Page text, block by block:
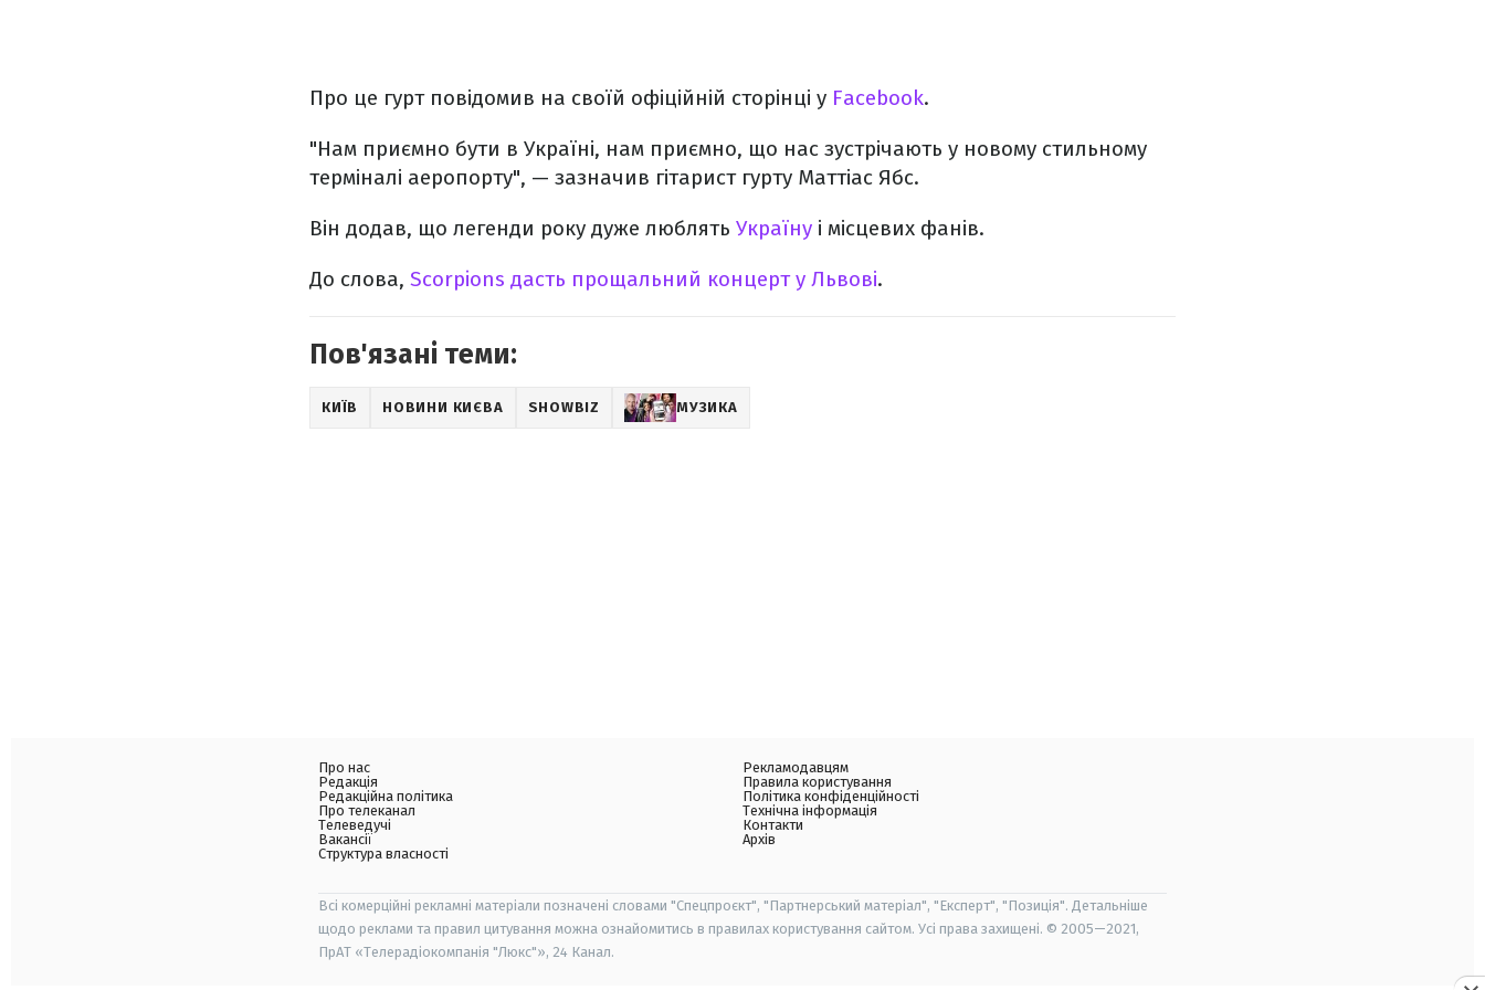
Про це гурт повідомив на своїй офіційній сторінці у Facebook.
"Нам приємно бути в Україні, нам приємно, що нас зустрічають у новому стильному
терміналі аеропорту", — зазначив гітарист гурту Маттіас Ябс.
Він додав, що легенди року дуже люблять Україну і місцевих фанів.
До слова, Scorpions дасть прощальний концерт у Львові.
Пов'язані теми:
КИЇВ НОВИНИ КИЄВА SHOWBIZ МУЗИКА
Про нас
Редакція
Редакційна політика
Про телеканал
Телеведучі
Вакансії
Структура власності
Рекламодавцям
Правила користування
Політика конфіденційності
Технічна інформація
Контакти
Архів
Всі комерційні рекламні матеріали позначені словами "Спецпроєкт", "Партнерський матеріал", "Експерт", "Позиція". Детальніше
щодо реклами та правил цитування можна ознайомитись в правилах користування сайтом. Усі права захищені. © 2005—2021,
ПрАТ «Телерадіокомпанія "Люкс"», 24 Канал.